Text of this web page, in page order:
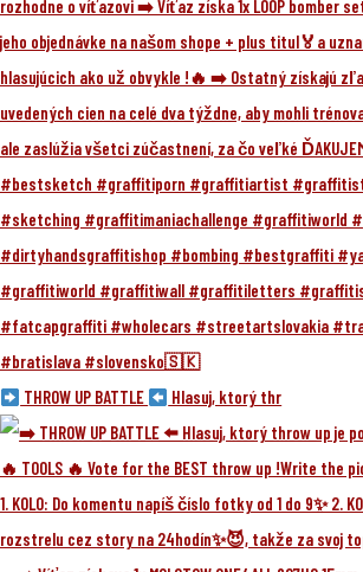
THROW UP BATTLE Hlasuj, ktorý thr